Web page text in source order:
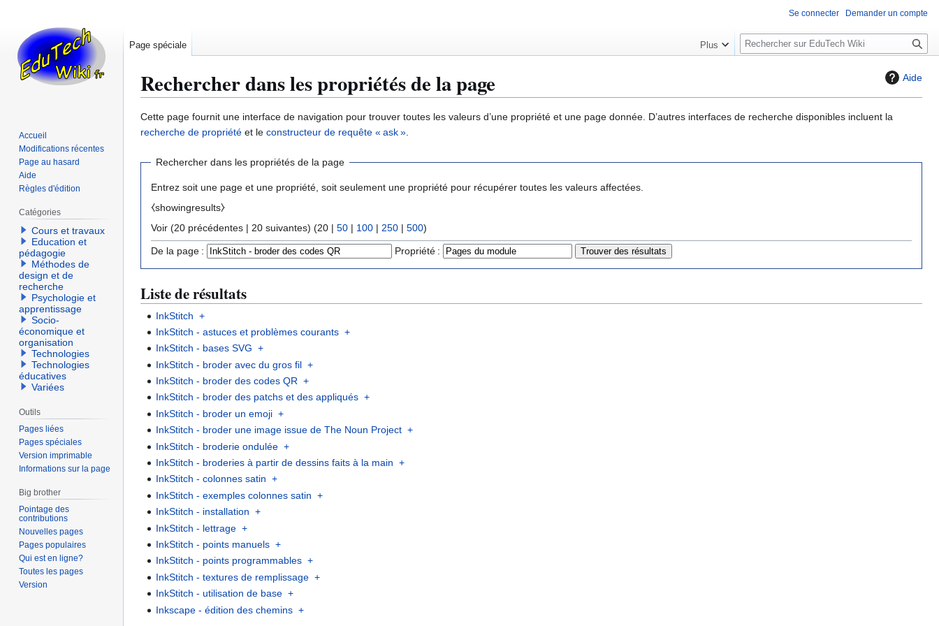
Aide
Rechercher dans les propriétés de la page
Aller
à
navigation
Aller
à
recherche
Cette page fournit une interface de navigation pour trouver toutes les valeurs d’une propriété et une page donnée. D’autres interfaces de recherche disponibles incluent la
recherche de propriété et le constructeur de requête « ask ».
Rechercher dans les propriétés de la page
Entrez soit une page et une propriété, soit seulement une propriété pour récupérer toutes les valeurs affectées.
⧼showingresults⧽
Voir (20 précédentes | 20 suivantes) (20 | 50 | 100 | 250 | 500)
De la page : Propriété :
Liste de résultats
InkStitch +
InkStitch - astuces et problèmes courants +
InkStitch - bases SVG +
InkStitch - broder avec du gros fil +
InkStitch - broder des codes QR +
InkStitch - broder des patchs et des appliqués +
InkStitch - broder un emoji +
InkStitch - broder une image issue de The Noun Project +
InkStitch - broderie ondulée +
InkStitch - broderies à partir de dessins faits à la main +
InkStitch - colonnes satin +
InkStitch - exemples colonnes satin +
InkStitch - installation +
InkStitch - lettrage +
InkStitch - points manuels +
InkStitch - points programmables +
InkStitch - textures de remplissage +
InkStitch - utilisation de base +
Inkscape - édition des chemins +
Se connecter Demander un compte
Page spéciale Plus
R
e
e
r
Accueil
Modifications récentes
Page au hasard
Aide
Règles d'édition
Catégories
Cours et travaux
Education et
pédagogie
Méthodes de
design et de
recherche
Psychologie et
apprentissage
Socio-
économique et
organisation
Technologies
Technologies
éducatives
Variées
Outils
Pages liées
Pages spéciales
Version imprimable
Informations sur la page
Big brother
Pointage des
contributions
Nouvelles pages
Pages populaires
Qui est en ligne?
Toutes les pages
Version